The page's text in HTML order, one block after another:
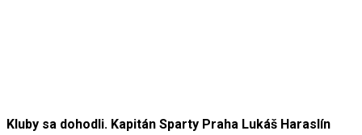
Kluby sa dohodli. Kapitán Sparty Praha Lukáš Haraslín